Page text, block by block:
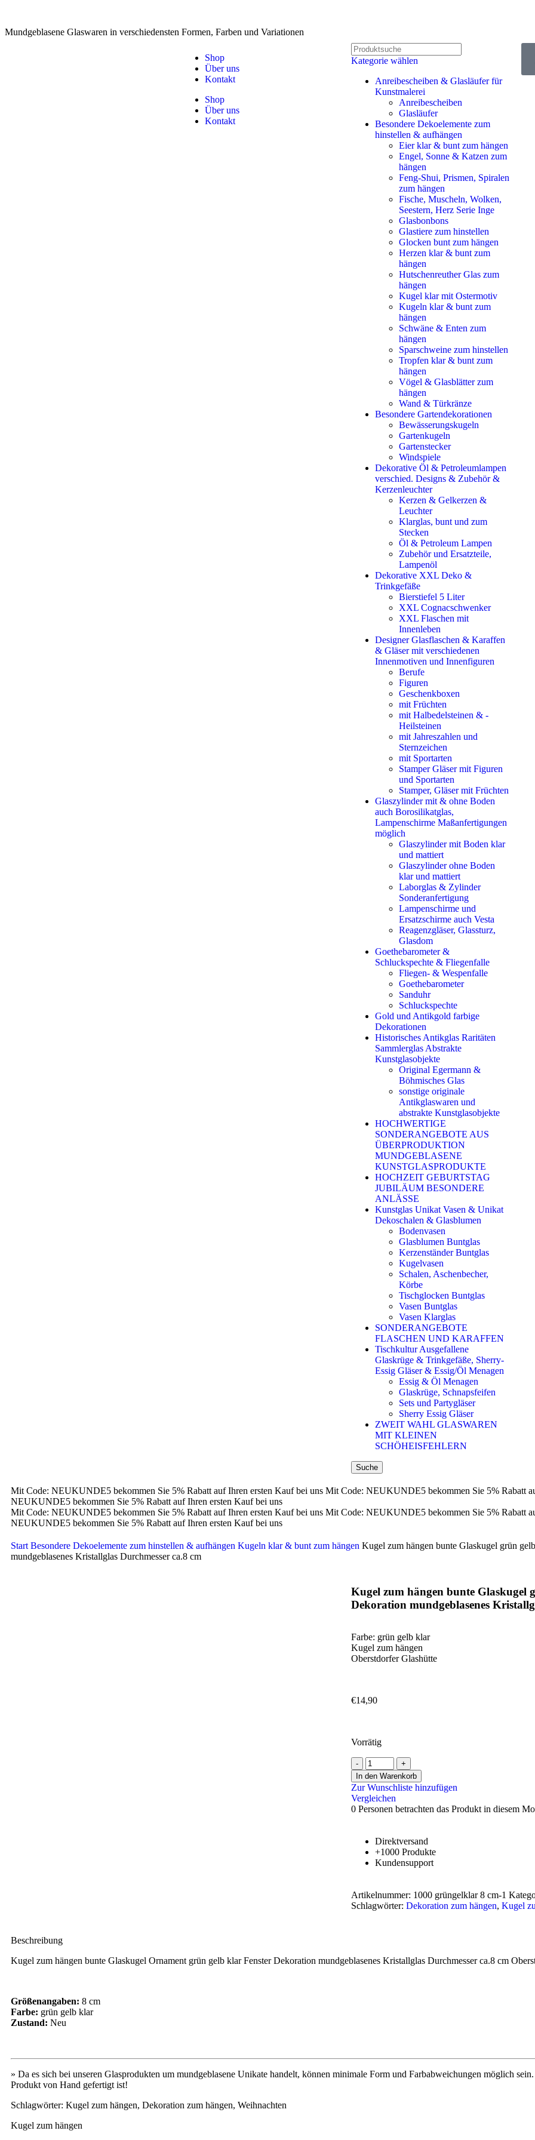
Mundgeblasene Glaswaren in verschiedensten Formen, Farben und Variationen
Shop
Über uns
Kontakt
Shop
Über uns
Kontakt
Kategorie wählen
Anreibescheiben & Glasläufer für
Kunstmalerei
Anreibescheiben
Glasläufer
Besondere Dekoelemente zum
hinstellen & aufhängen
Eier klar & bunt zum hängen
Engel, Sonne & Katzen zum
hängen
Feng-Shui, Prismen, Spiralen
zum hängen
Fische, Muscheln, Wolken,
Seestern, Herz Serie Inge
Glasbonbons
Glastiere zum hinstellen
Glocken bunt zum hängen
Herzen klar & bunt zum
hängen
Hutschenreuther Glas zum
hängen
Kugel klar mit Ostermotiv
Kugeln klar & bunt zum
hängen
Schwäne & Enten zum
hängen
Sparschweine zum hinstellen
Tropfen klar & bunt zum
hängen
Vögel & Glasblätter zum
hängen
Wand & Türkränze
Besondere Gartendekorationen
Bewässerungskugeln
Gartenkugeln
Gartenstecker
Windspiele
Dekorative Öl & Petroleumlampen
verschied. Designs & Zubehör &
Kerzenleuchter
Kerzen & Gelkerzen &
Leuchter
Klarglas, bunt und zum
Stecken
Öl & Petroleum Lampen
Zubehör und Ersatzteile,
Lampenöl
Dekorative XXL Deko &
Trinkgefäße
Bierstiefel 5 Liter
XXL Cognacschwenker
XXL Flaschen mit
Innenleben
Designer Glasflaschen & Karaffen
& Gläser mit verschiedenen
Innenmotiven und Innenfiguren
Berufe
Figuren
Geschenkboxen
mit Früchten
mit Halbedelsteinen & -
Heilsteinen
mit Jahreszahlen und
Sternzeichen
mit Sportarten
Stamper Gläser mit Figuren
und Sportarten
Stamper, Gläser mit Früchten
Glaszylinder mit & ohne Boden
auch Borosilikatglas,
Lampenschirme Maßanfertigungen
möglich
Glaszylinder mit Boden klar
und mattiert
Glaszylinder ohne Boden
klar und mattiert
Laborglas & Zylinder
Sonderanfertigung
Lampenschirme und
Ersatzschirme auch Vesta
Reagenzgläser, Glassturz,
Glasdom
Goethebarometer &
Schluckspechte & Fliegenfalle
Fliegen- & Wespenfalle
Goethebarometer
Sanduhr
Schluckspechte
Gold und Antikgold farbige
Dekorationen
Historisches Antikglas Raritäten
Sammlerglas Abstrakte
Kunstglasobjekte
Original Egermann &
Böhmisches Glas
sonstige originale
Antikglaswaren und
abstrakte Kunstglasobjekte
HOCHWERTIGE
SONDERANGEBOTE AUS
ÜBERPRODUKTION
MUNDGEBLASENE
KUNSTGLASPRODUKTE
HOCHZEIT GEBURTSTAG
JUBILÄUM BESONDERE
ANLÄSSE
Kunstglas Unikat Vasen & Unikat
Dekoschalen & Glasblumen
Bodenvasen
Glasblumen Buntglas
Kerzenständer Buntglas
Kugelvasen
Schalen, Aschenbecher,
Körbe
Tischglocken Buntglas
Vasen Buntglas
Vasen Klarglas
SONDERANGEBOTE
FLASCHEN UND KARAFFEN
Tischkultur Ausgefallene
Glaskrüge & Trinkgefäße, Sherry-
Essig Gläser & Essig/Öl Menagen
Essig & Öl Menagen
Glaskrüge, Schnapsfeifen
Sets und Partygläser
Sherry Essig Gläser
ZWEIT WAHL GLASWAREN
MIT KLEINEN
SCHÖHEISFEHLERN
Suche
Mit Code: NEUKUNDE5 bekommen Sie 5% Rabatt auf Ihren ersten Kauf bei uns Mit Code: NEUKUNDE5 bekommen Sie 5% Rabatt
NEUKUNDE5 bekommen Sie 5% Rabatt auf Ihren ersten Kauf bei uns
Mit Code: NEUKUNDE5 bekommen Sie 5% Rabatt auf Ihren ersten Kauf bei uns Mit Code: NEUKUNDE5 bekommen Sie 5% Rabatt
NEUKUNDE5 bekommen Sie 5% Rabatt auf Ihren ersten Kauf bei uns
Start Besondere Dekoelemente zum hinstellen & aufhängen Kugeln klar & bunt zum hängen Kugel zum hängen bunte Glaskugel grün
mundgeblasenes Kristallglas Durchmesser ca.8 cm
Kugel zum hängen bunte Glaskugel
Dekoration mundgeblasenes
Farbe: grün gelb klar
Kugel zum hängen
Oberstdorfer Glashütte
€14,90
Vorrätig
In den Warenkorb
Zur Wunschliste hinzufügen
Vergleichen
0 Personen betrachten das Produkt in diesem
Direktversand
+1000 Produkte
Kundensupport
Artikelnummer: 1000 grüngelklar 8 cm-1
Schlagwörter: Dekoration zum hängen, Kugel
Beschreibung
Kugel zum hängen bunte Glaskugel Ornament grün gelb klar Fenster Dekoration mundgeblasenes Kristallglas Durchmesser ca.8 cm
Größenangaben: 8 cm
Farbe: grün gelb klar
Zustand: Neu
» Da es sich bei unseren Glasprodukten um mundgeblasene Unikate handelt, können minimale Form und Farbabweichungen möglich
Produkt von Hand gefertigt ist!
Schlagwörter: Kugel zum hängen, Dekoration zum hängen, Weihnachten
Kugel zum hängen